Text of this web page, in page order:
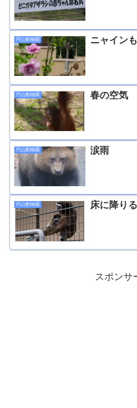
円山動物園 ニャイン
円山動物園 春の空気
円山動物園 涙雨
円山動物園 床に降り
スポンサ